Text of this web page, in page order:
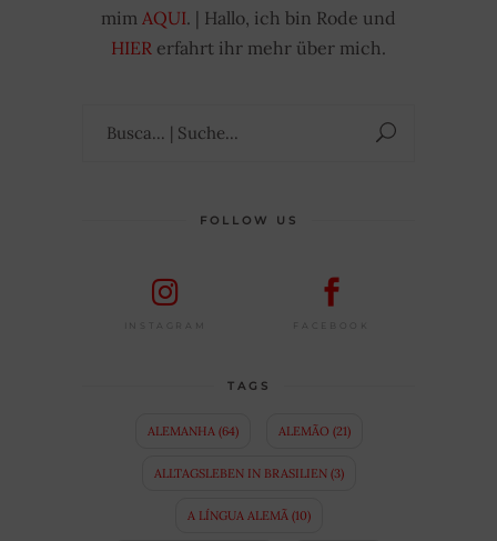
mim AQUI. | Hallo, ich bin Rode und
HIER erfahrt ihr mehr über mich.
FOLLOW US
INSTAGRAM FACEBOOK
TAGS
ALEMANHA(64) ALEMÃO (21)
ALLTAGSLEBEN IN BRASILIEN(3)
A LÍNGUA ALEMÃ(10)